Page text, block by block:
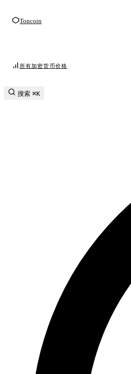
Toncoin
所有加密货币价格
搜索 ⌘K